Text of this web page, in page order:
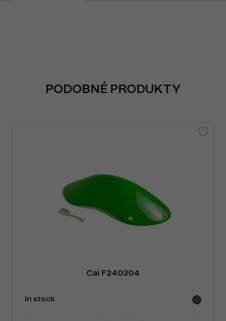
PODOBNÉ PRODUKTY
Cai F240304
In stock